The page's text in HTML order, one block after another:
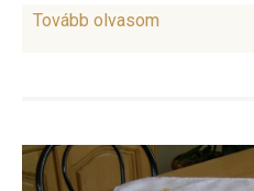
Tovább olvasom